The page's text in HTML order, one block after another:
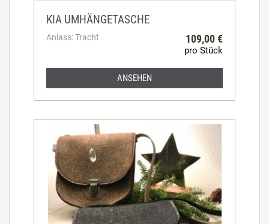
KIA UMHÄNGETASCHE
Anlass: Tracht 109,00 €
pro Stück
ANSEHEN